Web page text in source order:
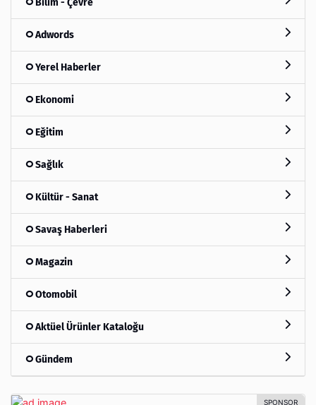
Adwords
Yerel Haberler
Ekonomi
Eğitim
Sağlık
Kültür - Sanat
Savaş Haberleri
Magazin
Otomobil
Aktüel Ürünler Kataloğu
Gündem